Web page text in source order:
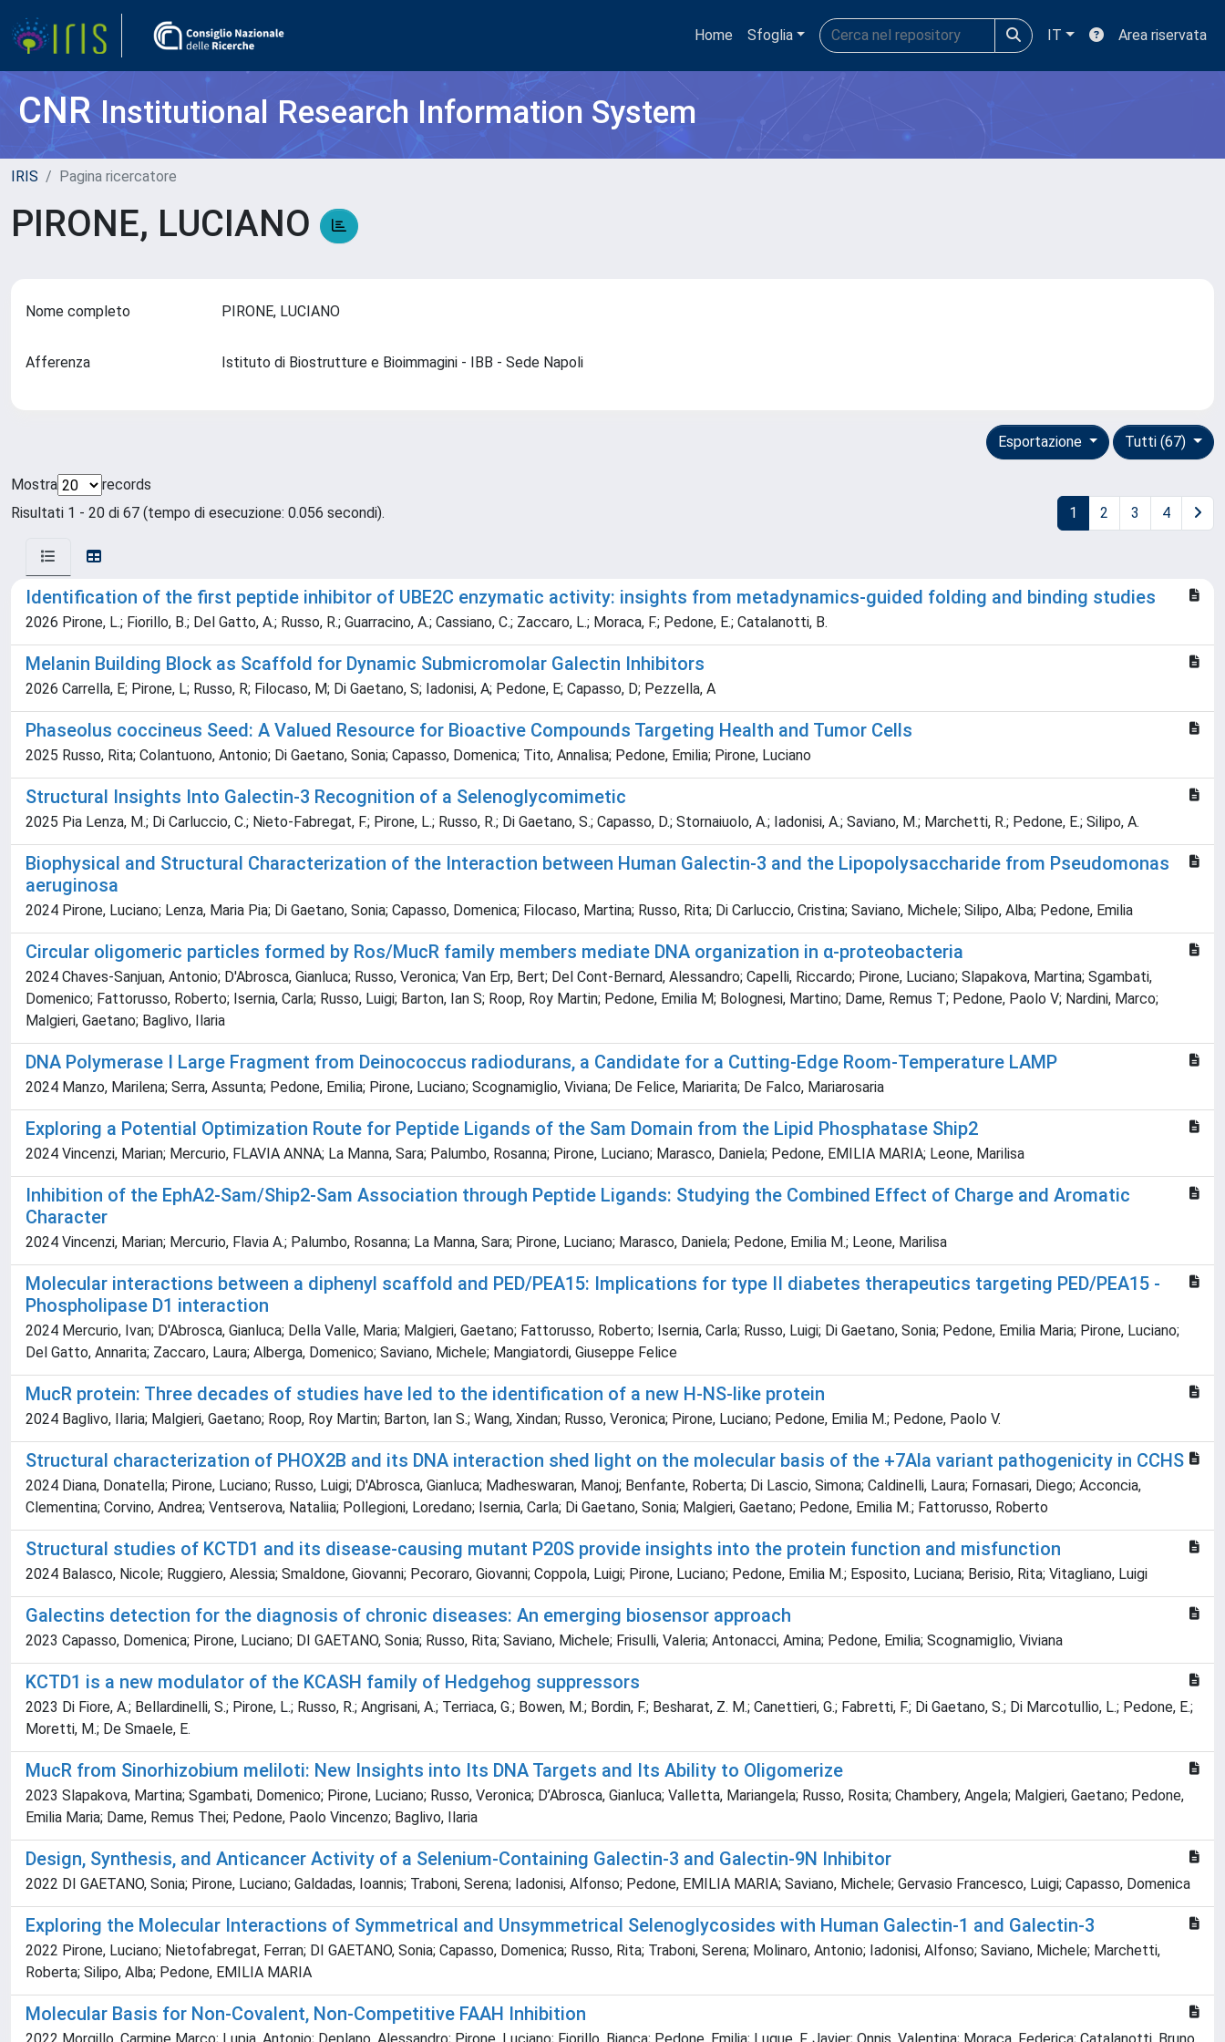
Home Sfoglia IT Area riservata
CNRInstitutional Research Information System
IRIS Pagina ricercatore
PIRONE, LUCIANO
Nome completo PIRONE, LUCIANO
Afferenza Istituto di Biostrutture e Bioimmagini - IBB - Sede Napoli
Tutti (67)
Esportazione
Mostra
records
Risultati 1 - 20 di 67 (tempo di esecuzione: 0.056 secondi).
1 2 3 4
Identification of the first peptide inhibitor of UBE2C enzymatic activity: insights from metadynamics-guided folding and binding studies
2026 Pirone, L.; Fiorillo, B.; Del Gatto, A.; Russo, R.; Guarracino, A.; Cassiano, C.; Zaccaro, L.; Moraca, F.; Pedone, E.; Catalanotti, B.
Melanin Building Block as Scaffold for Dynamic Submicromolar Galectin Inhibitors
2026 Carrella, E; Pirone, L; Russo, R; Filocaso, M; Di Gaetano, S; Iadonisi, A; Pedone, E; Capasso, D; Pezzella, A
Phaseolus coccineus Seed: A Valued Resource for Bioactive Compounds Targeting Health and Tumor Cells
2025 Russo, Rita; Colantuono, Antonio; Di Gaetano, Sonia; Capasso, Domenica; Tito, Annalisa; Pedone, Emilia; Pirone, Luciano
Structural Insights Into Galectin-3 Recognition of a Selenoglycomimetic
2025 Pia Lenza, M.; Di Carluccio, C.; Nieto-Fabregat, F.; Pirone, L.; Russo, R.; Di Gaetano, S.; Capasso, D.; Stornaiuolo, A.; Iadonisi, A.; Saviano, M.; Marchetti, R.; Pedone, E.; Silipo, A.
Biophysical and Structural Characterization of the Interaction between Human Galectin-3 and the Lipopolysaccharide from Pseudomonas
aeruginosa
2024 Pirone, Luciano; Lenza, Maria Pia; Di Gaetano, Sonia; Capasso, Domenica; Filocaso, Martina; Russo, Rita; Di Carluccio, Cristina; Saviano, Michele; Silipo, Alba; Pedone, Emilia
Circular oligomeric particles formed by Ros/MucR family members mediate DNA organization in α-proteobacteria
2024 Chaves-Sanjuan, Antonio; D'Abrosca, Gianluca; Russo, Veronica; Van Erp, Bert; Del Cont-Bernard, Alessandro; Capelli, Riccardo; Pirone, Luciano; Slapakova, Martina; Sgambati,
Domenico; Fattorusso, Roberto; Isernia, Carla; Russo, Luigi; Barton, Ian S; Roop, Roy Martin; Pedone, Emilia M; Bolognesi, Martino; Dame, Remus T; Pedone, Paolo V; Nardini, Marco;
Malgieri, Gaetano; Baglivo, Ilaria
DNA Polymerase I Large Fragment from Deinococcus radiodurans, a Candidate for a Cutting-Edge Room-Temperature LAMP
2024 Manzo, Marilena; Serra, Assunta; Pedone, Emilia; Pirone, Luciano; Scognamiglio, Viviana; De Felice, Mariarita; De Falco, Mariarosaria
Exploring a Potential Optimization Route for Peptide Ligands of the Sam Domain from the Lipid Phosphatase Ship2
2024 Vincenzi, Marian; Mercurio, FLAVIA ANNA; La Manna, Sara; Palumbo, Rosanna; Pirone, Luciano; Marasco, Daniela; Pedone, EMILIA MARIA; Leone, Marilisa
Inhibition of the EphA2-Sam/Ship2-Sam Association through Peptide Ligands: Studying the Combined Effect of Charge and Aromatic
Character
2024 Vincenzi, Marian; Mercurio, Flavia A.; Palumbo, Rosanna; La Manna, Sara; Pirone, Luciano; Marasco, Daniela; Pedone, Emilia M.; Leone, Marilisa
Molecular interactions between a diphenyl scaffold and PED/PEA15: Implications for type II diabetes therapeutics targeting PED/PEA15 -
Phospholipase D1 interaction
2024 Mercurio, Ivan; D'Abrosca, Gianluca; Della Valle, Maria; Malgieri, Gaetano; Fattorusso, Roberto; Isernia, Carla; Russo, Luigi; Di Gaetano, Sonia; Pedone, Emilia Maria; Pirone, Luciano;
Del Gatto, Annarita; Zaccaro, Laura; Alberga, Domenico; Saviano, Michele; Mangiatordi, Giuseppe Felice
MucR protein: Three decades of studies have led to the identification of a new H‐NS‐like protein
2024 Baglivo, Ilaria; Malgieri, Gaetano; Roop, Roy Martin; Barton, Ian S.; Wang, Xindan; Russo, Veronica; Pirone, Luciano; Pedone, Emilia M.; Pedone, Paolo V.
Structural characterization of PHOX2B and its DNA interaction shed light on the molecular basis of the +7Ala variant pathogenicity in CCHS
2024 Diana, Donatella; Pirone, Luciano; Russo, Luigi; D'Abrosca, Gianluca; Madheswaran, Manoj; Benfante, Roberta; Di Lascio, Simona; Caldinelli, Laura; Fornasari, Diego; Acconcia,
Clementina; Corvino, Andrea; Ventserova, Nataliia; Pollegioni, Loredano; Isernia, Carla; Di Gaetano, Sonia; Malgieri, Gaetano; Pedone, Emilia M.; Fattorusso, Roberto
Structural studies of KCTD1 and its disease-causing mutant P20S provide insights into the protein function and misfunction
2024 Balasco, Nicole; Ruggiero, Alessia; Smaldone, Giovanni; Pecoraro, Giovanni; Coppola, Luigi; Pirone, Luciano; Pedone, Emilia M.; Esposito, Luciana; Berisio, Rita; Vitagliano, Luigi
Galectins detection for the diagnosis of chronic diseases: An emerging biosensor approach
2023 Capasso, Domenica; Pirone, Luciano; DI GAETANO, Sonia; Russo, Rita; Saviano, Michele; Frisulli, Valeria; Antonacci, Amina; Pedone, Emilia; Scognamiglio, Viviana
KCTD1 is a new modulator of the KCASH family of Hedgehog suppressors
2023 Di Fiore, A.; Bellardinelli, S.; Pirone, L.; Russo, R.; Angrisani, A.; Terriaca, G.; Bowen, M.; Bordin, F.; Besharat, Z. M.; Canettieri, G.; Fabretti, F.; Di Gaetano, S.; Di Marcotullio, L.; Pedone, E.;
Moretti, M.; De Smaele, E.
MucR from Sinorhizobium meliloti: New Insights into Its DNA Targets and Its Ability to Oligomerize
2023 Slapakova, Martina; Sgambati, Domenico; Pirone, Luciano; Russo, Veronica; D’Abrosca, Gianluca; Valletta, Mariangela; Russo, Rosita; Chambery, Angela; Malgieri, Gaetano; Pedone,
Emilia Maria; Dame, Remus Thei; Pedone, Paolo Vincenzo; Baglivo, Ilaria
Design, Synthesis, and Anticancer Activity of a Selenium-Containing Galectin-3 and Galectin-9N Inhibitor
2022 DI GAETANO, Sonia; Pirone, Luciano; Galdadas, Ioannis; Traboni, Serena; Iadonisi, Alfonso; Pedone, EMILIA MARIA; Saviano, Michele; Gervasio Francesco, Luigi; Capasso, Domenica
Exploring the Molecular Interactions of Symmetrical and Unsymmetrical Selenoglycosides with Human Galectin-1 and Galectin-3
2022 Pirone, Luciano; Nietofabregat, Ferran; DI GAETANO, Sonia; Capasso, Domenica; Russo, Rita; Traboni, Serena; Molinaro, Antonio; Iadonisi, Alfonso; Saviano, Michele; Marchetti,
Roberta; Silipo, Alba; Pedone, EMILIA MARIA
Molecular Basis for Non-Covalent, Non-Competitive FAAH Inhibition